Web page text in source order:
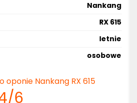
Nankang
RX 615
letnie
osobowe
oponie Nankang RX 615
/6